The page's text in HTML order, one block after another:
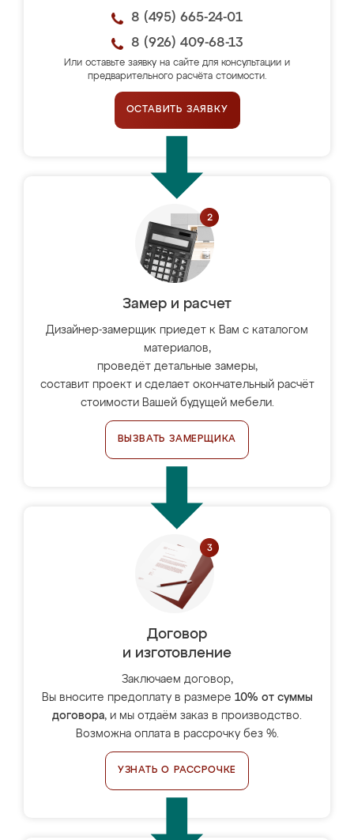
8 (495) 665-24-01
8 (926) 409-68-13
Или оставьте заявку на сайте для консультации и
предварительного расчёта стоимости.
ОСТАВИТЬ ЗАЯВКУ
Замер и расчет
Дизайнер-замерщик приедет к Вам с каталогом
материалов,
проведёт детальные замеры,
составит проект и сделает окончательный расчёт
стоимости Вашей будущей мебели.
ВЫЗВАТЬ ЗАМЕРЩИКА
Договор
и изготовление
Заключаем договор,
Вы вносите предоплату в размере 10% от суммы
договора, и мы отдаём заказ в производство.
Возможна оплата в рассрочку без %.
УЗНАТЬ О РАССРОЧКЕ